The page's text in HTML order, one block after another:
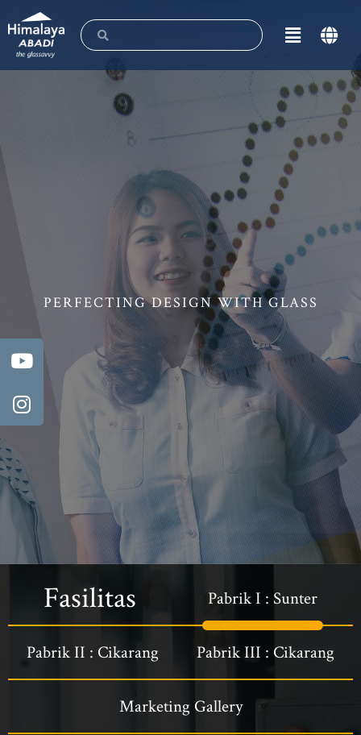
PERFECTING DESIGN WITH GLASS
Fasilitas Pabrik I : Sunter
Pabrik II : Cikarang Pabrik III : Cikarang
Marketing Gallery